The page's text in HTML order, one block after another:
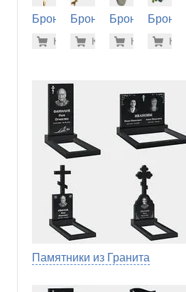
Бронза
памятник
-7% 31.800
Купить
Бронза
памятник
-7%
Купить
Бронза
памятник
-
Купить
Бронза
Памятники из Гранита